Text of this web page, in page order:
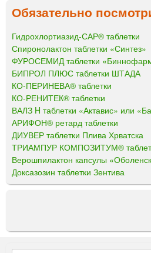
Обязательно
Гидрохлортиазид-САР® таблетки
Спиронолактон таблетки «Синтез»
ФУРОСЕМИД таблетки
БИПРОЛ ПЛЮС таблетки ШТАДА
КО-ПЕРИНЕВА® таблетки
КО-РЕНИТЕК® таблетки
ВАЛЗ H таблетки «Актавис» или
АРИФОН® ретард таблетки
ДИУВЕР таблетки Плива Хрватска
ТРИАМПУР КОМПОЗИТУМ®
Верошпилактон капсулы
Доксазозин таблетки Зентива